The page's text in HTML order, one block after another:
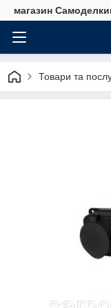
магазин
Товари та